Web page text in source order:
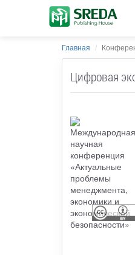
Главная
Цифровая